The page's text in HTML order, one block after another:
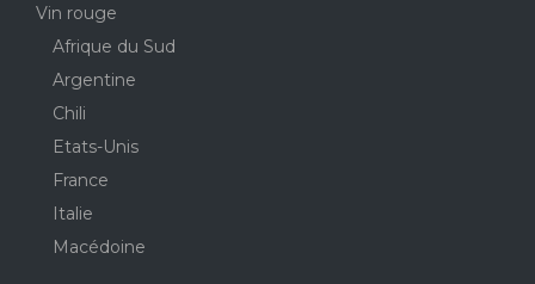
Vin rouge
Afrique du Sud
Argentine
Chili
Etats-Unis
France
Italie
Macédoine